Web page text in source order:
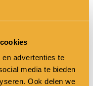
advertenties te
media te bieden
Ook delen we